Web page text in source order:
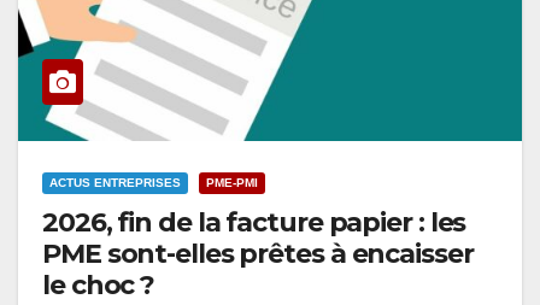
ACTUS ENTREPRISES PME-PMI
2026, fin de la facture papier : les
PME sont-elles prêtes à encaisser
le choc ?